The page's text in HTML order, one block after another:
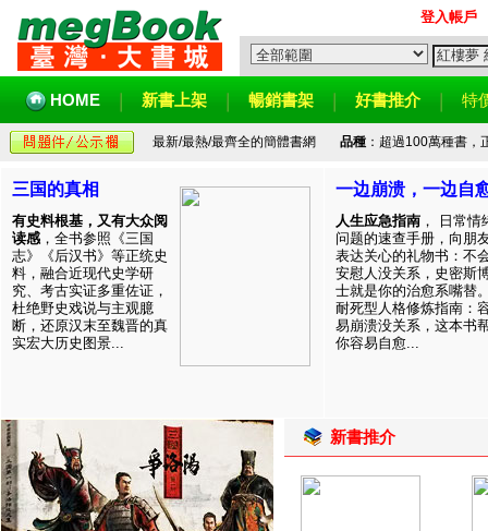
登入帳戶
HOME 新書上架 暢銷書架 好書推介 特
最新/最熱/最齊全的簡體書網 品種：超過100萬種書，
三国的真相
有史料根基，又有大众阅
读感 ，全书参照《三国
志》《后汉书》等正统史
料，融合近现代史学研
究、考古实证多重佐证，
杜绝野史戏说与主观臆
断，还原汉末至魏晋的真
实宏大历史图景...
一边崩溃，一边自
人生应急指南 ， 日常情
问题的速查手册，向朋
表达关心的礼物书：不
安慰人没关系，史密斯
士就是你的治愈系嘴替
耐死型人格修炼指南：
易崩溃没关系，这本书
你容易自愈...
新書推介